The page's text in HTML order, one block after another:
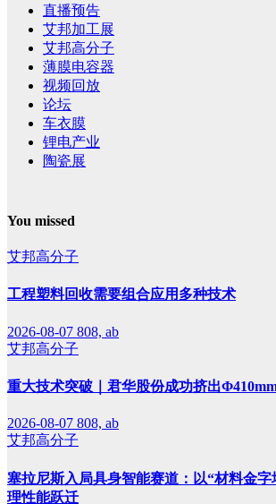
直播预告
艾邦加工展
艾邦高分子
薄膜电容器
视频回放
论坛
车衣膜
锂电产业
陶瓷展
You missed
艾邦高分子
工程塑料回收需要组合应用多种技术
2026-08-07 808, ab
艾邦高分子
重大技术突破｜君华股份成功挤出
2026-08-07 808, ab
艾邦高分子
塞拉尼斯入局具身智能赛道：以“材料金字
理性能跃迁